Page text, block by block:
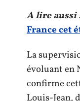
A lire aussi
France cet
La
évoluant en
confirme
Louis-Jean,